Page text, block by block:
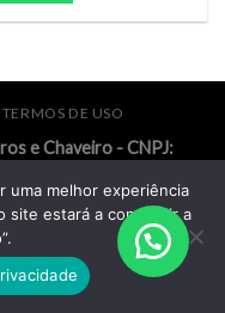
TERMOS DE USO
e Chaveiro - CNPJ:
uma melhor experiência
site estará a consentir a